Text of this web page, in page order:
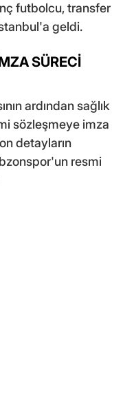
futbolcu, transfer
geldi.
SÜRECİ
ardından sağlık
sözleşmeye imza
detayların
resmi